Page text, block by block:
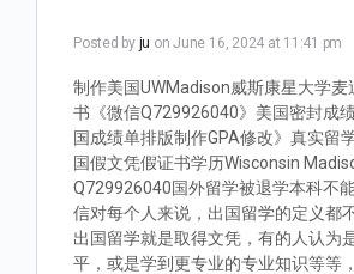
Posted by ju on June 16, 2024 at 11:41 pm
制作美国UWMadison威斯康星大学麦
书《微信Q729926040》美国密封成
国成绩单排版制作GPA修改》真实留
国假文凭假证书学历Wisconsin
Q729926040国外留学被退学本科不
信对每个人来说，出国留学的定义都
出国留学就是取得文凭，有的人认为
平，或是学到更专业的专业知识等等